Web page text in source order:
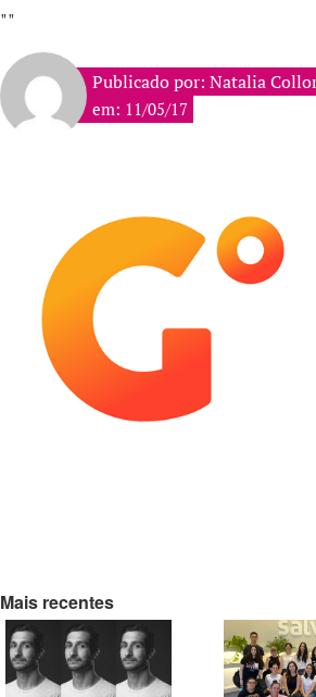
""
Publicado por: Natalia
em: 11/05/17
Mais recentes